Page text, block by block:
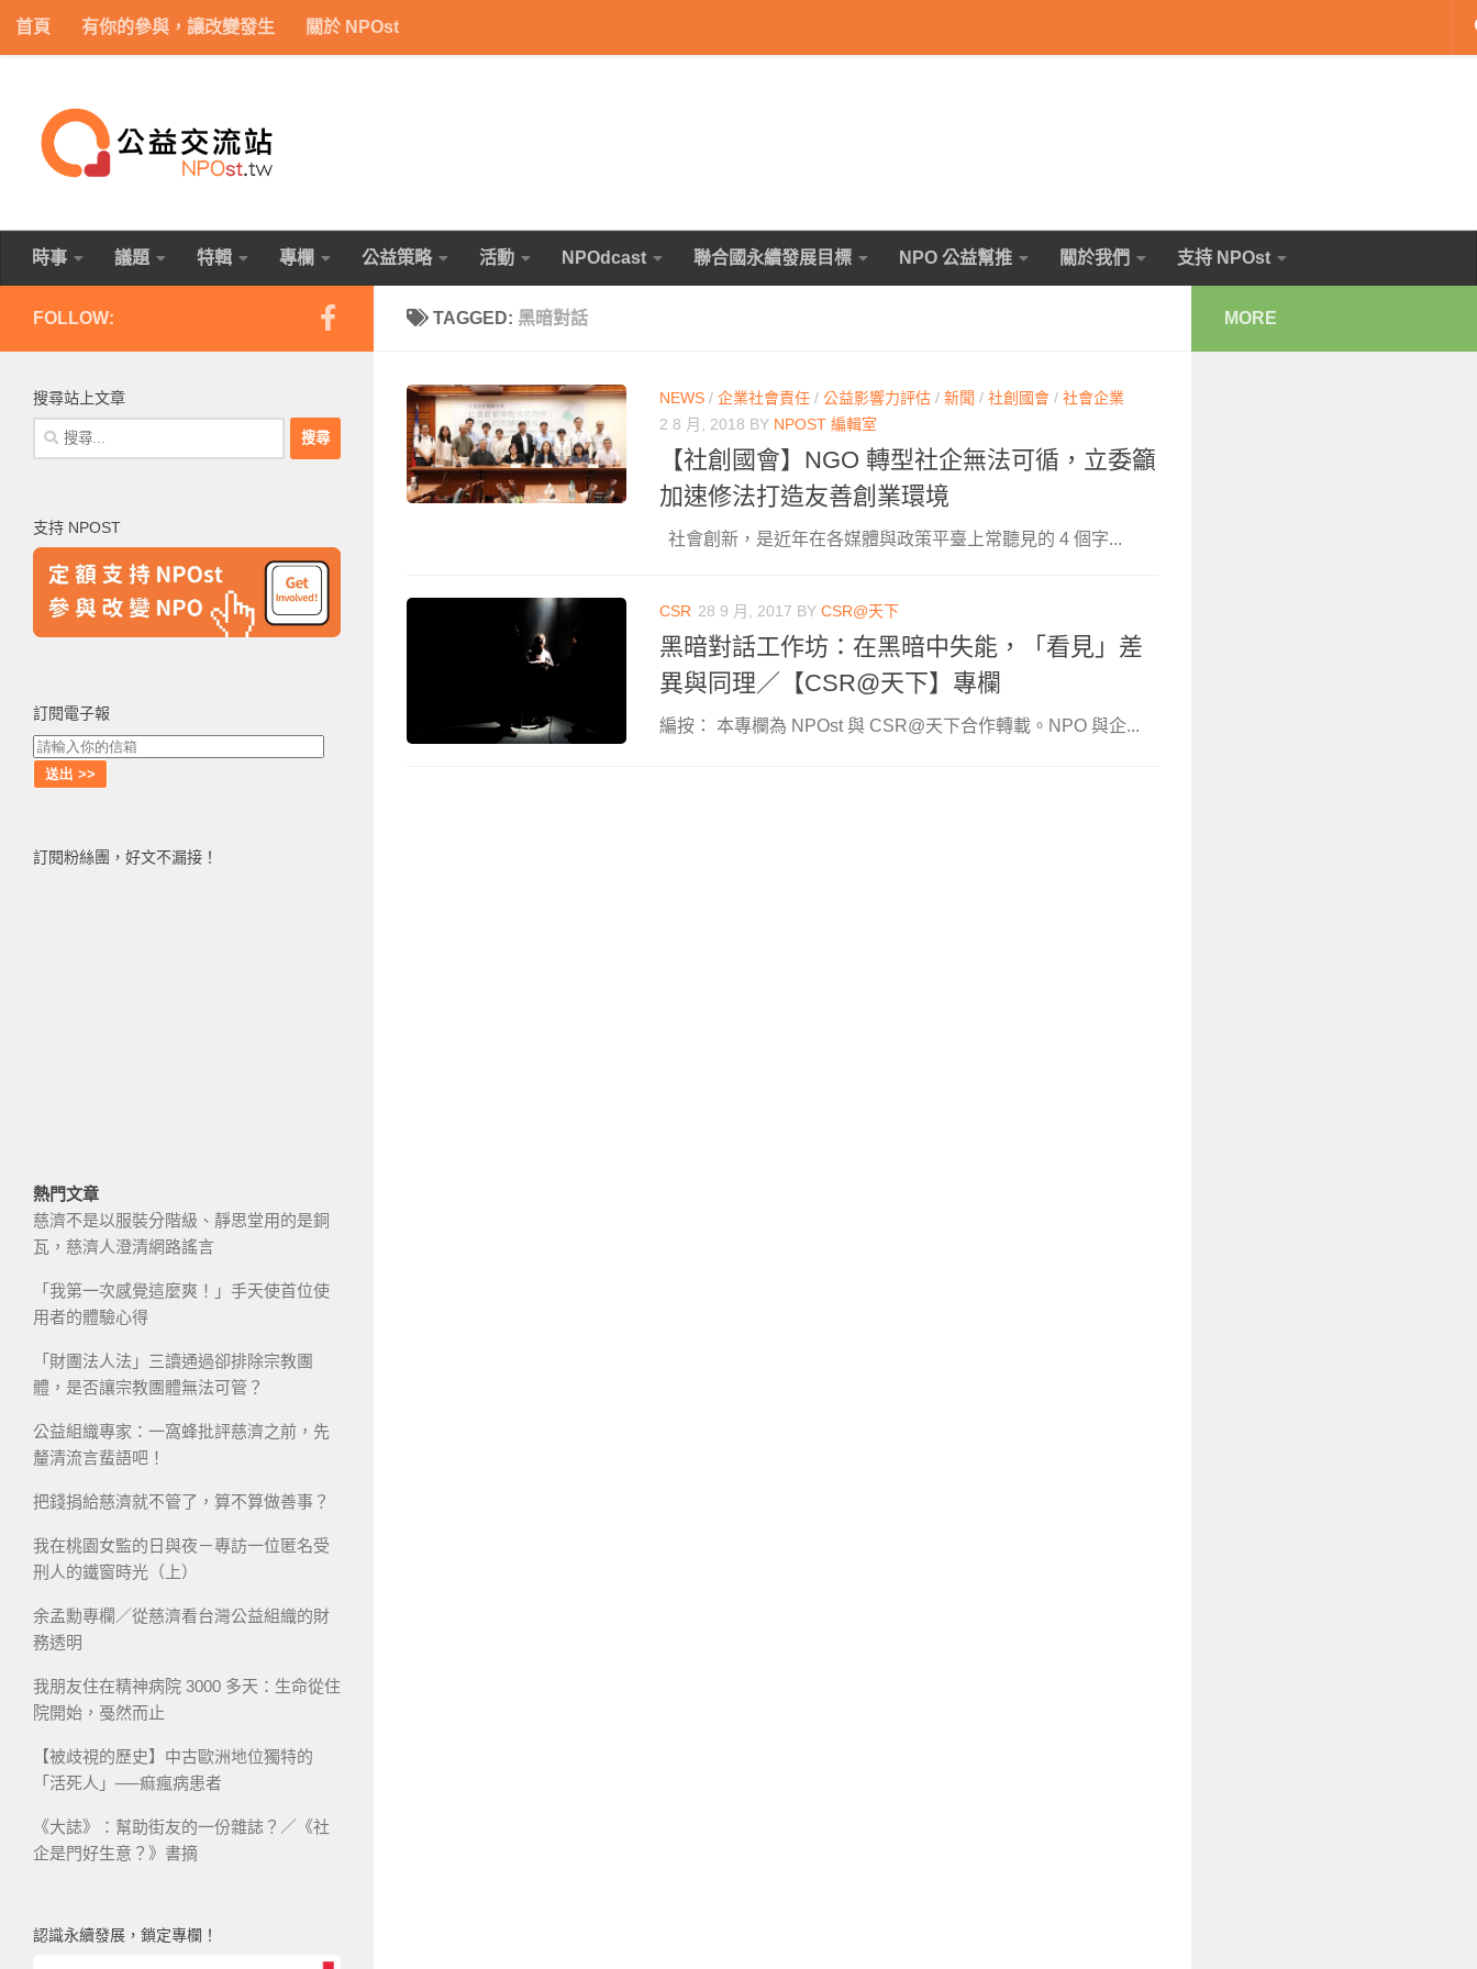
Skip to content
首頁 有你的參與，讓改變發生 關於 NPOst
時事 議題 特輯 專欄 公益策略 活動 NPOdcast 聯合國永續發展目標 NPO 公益幫推 關於我們 支持 NPOst
TAGGED: 黑暗對話
NEWS / 企業社會責任 / 公益影響力評估 / 新聞 / 社創國會 / 社會企業
2 8 月, 2018 BY NPOST 編輯室
【社創國會】NGO 轉型社企無法可循，立委籲
加速修法打造友善創業環境
社會創新，是近年在各媒體與政策平臺上常聽見的 4 個字...
CSR 28 9 月, 2017 BY CSR@天下
黑暗對話工作坊：在黑暗中失能，「看見」差
異與同理／【CSR@天下】專欄
編按： 本專欄為 NPOst 與 CSR@天下合作轉載。NPO 與企...
FOLLOW:
搜尋站上文章
搜
尋
字:
支持 NPOST
訂閱電子報
訂閱粉絲團，好文不漏接！
熱門文章
慈濟不是以服裝分階級、靜思堂用的是銅
瓦，慈濟人澄清網路謠言
「我第一次感覺這麼爽！」手天使首位使
用者的體驗心得
「財團法人法」三讀通過卻排除宗教團
體，是否讓宗教團體無法可管？
公益組織專家：一窩蜂批評慈濟之前，先
釐清流言蜚語吧！
把錢捐給慈濟就不管了，算不算做善事？
我在桃園女監的日與夜－專訪一位匿名受
刑人的鐵窗時光（上）
余孟勳專欄／從慈濟看台灣公益組織的財
務透明
我朋友住在精神病院 3000 多天：生命從住
院開始，戞然而止
【被歧視的歷史】中古歐洲地位獨特的
「活死人」──痲瘋病患者
《大誌》：幫助街友的一份雜誌？／《社
企是門好生意？》書摘
認識永續發展，鎖定專欄！
MORE